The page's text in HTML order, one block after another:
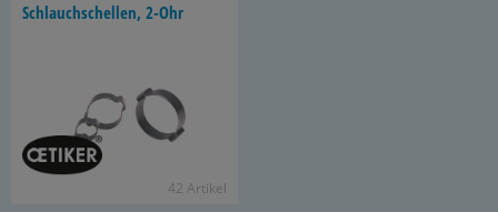
Schlauch­schel­len, 2-Ohr
42 Ar­ti­kel